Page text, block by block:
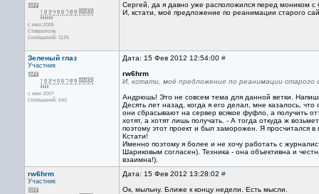
с июл 2005
Ставрополь
Сообщений: 1125
Сергей, да я давно уже расположился перед моником с
И, кстати, моё предложение по реанимации старого
Зеленый глаз
Участник
с июл 2007
Сообщений: 640
Дата: 15 Фев 2012 12:54:00 #
rw6hrm
И, кстати, моё предложение по реанимации старого
Андрюшь! Это не совсем тема для данной ветки.
Десять лет назад, когда я его делал, мне казалось,
они сбрасывают на сервер всякое фуфло, а получить
хотят, а хотят лишь получать. - А тогда откуда ж
поэтому этот проект и был заморожен. Я просчитался в
Кстати!
Именно поэтому я более и не хочу работать с
Шариковым согласен). Техника - она объективна и
взаимна!).
rw6hrm
Участник
Дата: 15 Фев 2012 13:28:02 #
Ок, мыльну. Ближе к концу недели. Есть мысли.